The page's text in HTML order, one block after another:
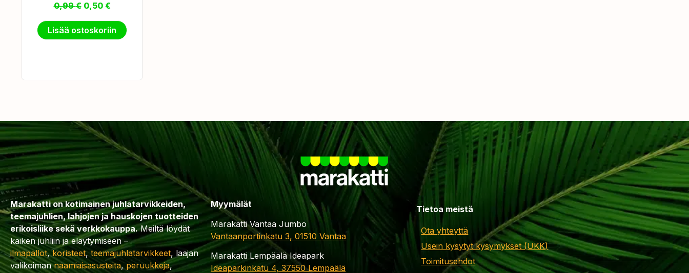
0,99€ 0,50 €
Lisää ostoskoriin
Marakatti on kotimainen juhlatarvikkeiden,
teemajuhlien, lahjojen ja hauskojen tuotteiden
erikoisliike sekä verkkokauppa.Meiltä löydät
kaiken juhliin ja eläytymiseen –
ilmapallot,koristeet, teemajuhlatarvikkeet, laajan
valikoimannaamiaisasusteita, peruukkeja,
Myymälät
Marakatti Vantaa Jumbo
Vantaanportinkatu 3, 01510 Vantaa
Marakatti Lempäälä Ideapark
Ideaparkinkatu 4, 37550 Lempäälä
Tietoa meistä
Ota yhteyttä
Usein kysytyt kysymykset (UKK)
Toimitusehdot